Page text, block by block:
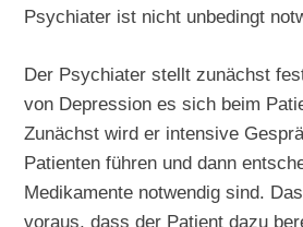
Psychiater ist nicht unbedingt
Der Psychiater stellt zunächst
von Depression es sich beim
Zunächst wird er intensive
Patienten führen und dann
Medikamente notwendig sind.
voraus, dass der Patient dazu